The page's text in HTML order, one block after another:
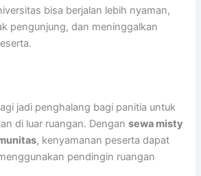
bisa berjalan lebih nyaman,
pengunjung, dan meninggalkan
jadi penghalang bagi panitia untuk
di luar ruangan. Dengansewa misty
, kenyamanan peserta dapat
pendingin ruangan